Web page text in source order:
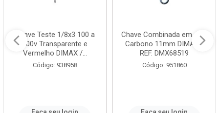
Chave Teste 1/8x3 100 a
500v Transparente e
Vermelho DIMAX /...
Código: 938958
Chave Combinada em Aço
Carbono 11mm DIMAX /
REF. DMX68519
Código: 951860